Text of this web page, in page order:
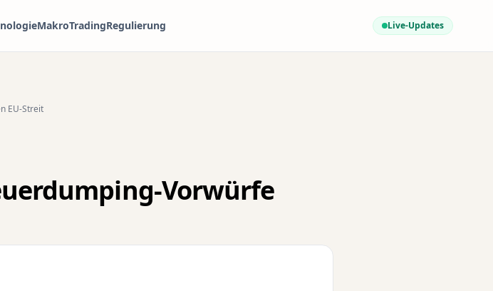
MakroTradingRegulierung Live-Updates
EU-Streit
Vorwürfe